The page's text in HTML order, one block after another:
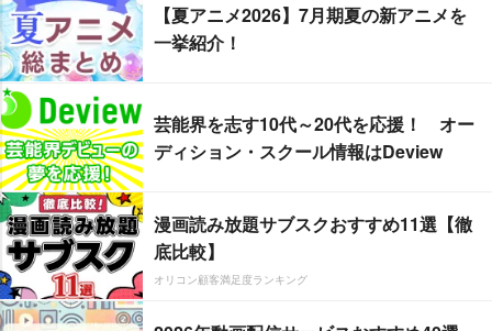
【夏アニメ2026】7月期夏の新アニメを
一挙紹介！
芸能界を志す10代～20代を応援！ オー
ディション・スクール情報はDeview
漫画読み放題サブスクおすすめ11選【徹
底比較】
オリコン顧客満足度ランキング